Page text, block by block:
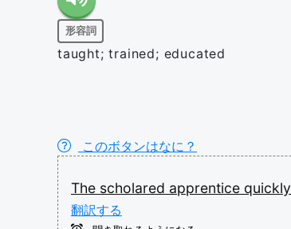
形容詞
taught; trained; educated
このボタンはなに？
The scholared apprentice quickly
翻訳する